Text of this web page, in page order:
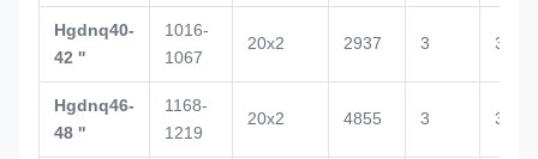
Hgdnq40-
42 ''
1016-
1067
20x2 2937 3 3029
Hgdnq46-
48 ''
1168-
1219
20x2 4855 3 3100